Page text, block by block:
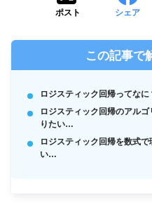
ポスト シェア
この記事で
ロジスティック回帰ってなに
ロジスティック回帰のアルゴ
りたい…
ロジスティック回帰を数式で
い…